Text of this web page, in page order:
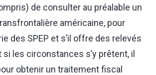
de consulter au préalable un
américaine, pour
des SPEP et s’il offre des relevés
si les circonstances s’y prêtent, il
obtenir un traitement fiscal